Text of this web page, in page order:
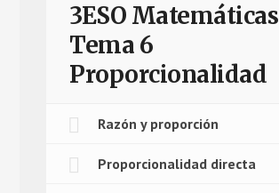
3ESO Matemáticas
Tema 6
Proporcionalidad
Razón y proporción
Proporcionalidad directa